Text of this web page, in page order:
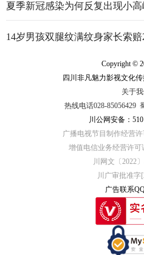
夏季新冠感染为何反复出现小高
14岁男孩双腿纹满纹身家长索赔
Copyright ©
四川非凡魅力影视文化
关于
热线电话028-85056429
川公网安备：
广播电视节目制作经营
增值电信业务经营许可
川网文〔2022
川广审批准字
广告联系